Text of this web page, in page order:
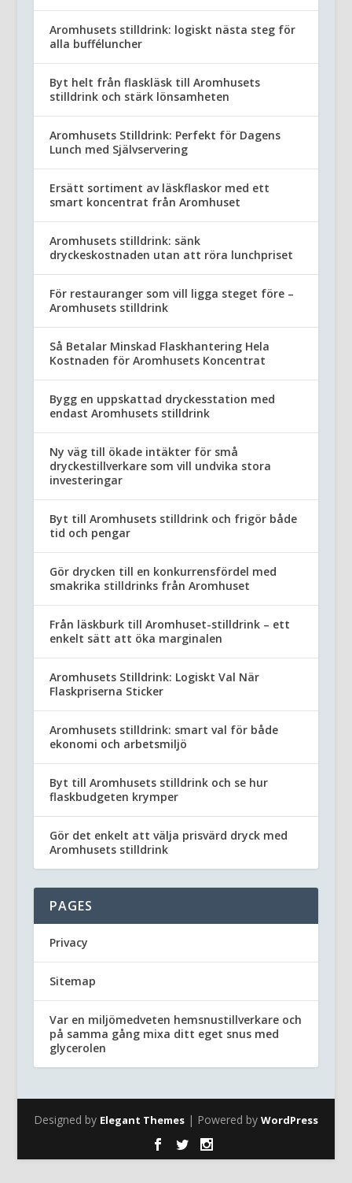
Aromhusets stilldrink: logiskt nästa steg för
alla bufféluncher
Byt helt från flaskläsk till Aromhusets
stilldrink och stärk lönsamheten
Aromhusets Stilldrink: Perfekt för Dagens
Lunch med Självservering
Ersätt sortiment av läskflaskor med ett
smart koncentrat från Aromhuset
Aromhusets stilldrink: sänk
dryckeskostnaden utan att röra lunchpriset
För restauranger som vill ligga steget före –
Aromhusets stilldrink
Så Betalar Minskad Flaskhantering Hela
Kostnaden för Aromhusets Koncentrat
Bygg en uppskattad dryckesstation med
endast Aromhusets stilldrink
Ny väg till ökade intäkter för små
dryckestillverkare som vill undvika stora
investeringar
Byt till Aromhusets stilldrink och frigör både
tid och pengar
Gör drycken till en konkurrensfördel med
smakrika stilldrinks från Aromhuset
Från läskburk till Aromhuset-stilldrink – ett
enkelt sätt att öka marginalen
Aromhusets Stilldrink: Logiskt Val När
Flaskpriserna Sticker
Aromhusets stilldrink: smart val för både
ekonomi och arbetsmiljö
Byt till Aromhusets stilldrink och se hur
flaskbudgeten krymper
Gör det enkelt att välja prisvärd dryck med
Aromhusets stilldrink
PAGES
Privacy
Sitemap
Var en miljömedveten hemsnustillverkare och
på samma gång mixa ditt eget snus med
glycerolen
Designed by Elegant Themes| Powered by WordPress